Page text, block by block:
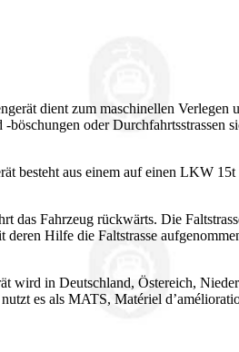
dient zum maschinellen
böschungen oder Durchfahrtsstrassen
besteht aus einem auf einen LKW
das Fahrzeug rückwärts. Die
deren Hilfe die Faltstrasse
wird in Deutschland, Östereich,
es als MATS, Matériel